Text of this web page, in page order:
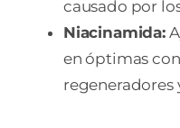
causado por
Niacinamida:
en óptimas
regeneradores